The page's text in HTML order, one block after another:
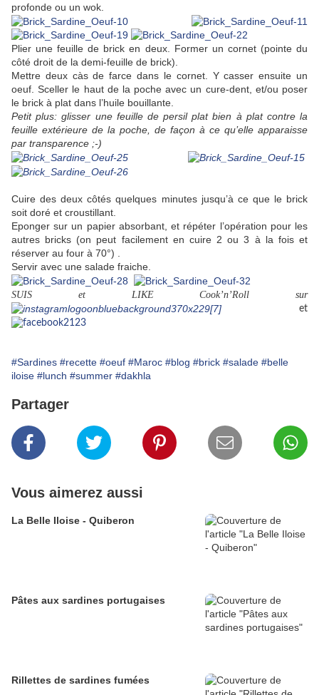
profonde ou un wok.
Plier une feuille de brick en deux. Former un cornet (pointe du
côté droit de la demi-feuille de brick).
Mettre deux càs de farce dans le cornet. Y casser ensuite un
oeuf. Sceller le haut de la poche avec un cure-dent, et/ou poser
le brick à plat dans l’huile bouillante.
Petit plus: glisser une feuille de persil plat bien à plat contre la
feuille extérieure de la poche, de façon à ce qu’elle apparaisse
par transparence ;-)
Cuire des deux côtés quelques minutes jusqu’à ce que le brick
soit doré et croustillant.
Eponger sur un papier absorbant, et répéter l’opération pour les
autres bricks (on peut facilement en cuire 2 ou 3 à la fois et
réserver au four à 70°) .
Servir avec une salade fraiche.
SUIS et LIKE Cook’n’Roll sur
et
#Sardines #recette #oeuf #Maroc #blog #brick #salade #belle
iloise #lunch #summer #dakhla
Partager
Vous aimerez aussi
La Belle Iloise - Quiberon
Pâtes aux sardines portugaises
Rillettes de sardines fumées